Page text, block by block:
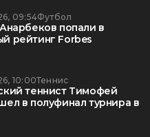
09:54Футбол
попали в
рейтинг Forbes
10:00Теннис
теннист Тимофей
в полуфинал турнира в